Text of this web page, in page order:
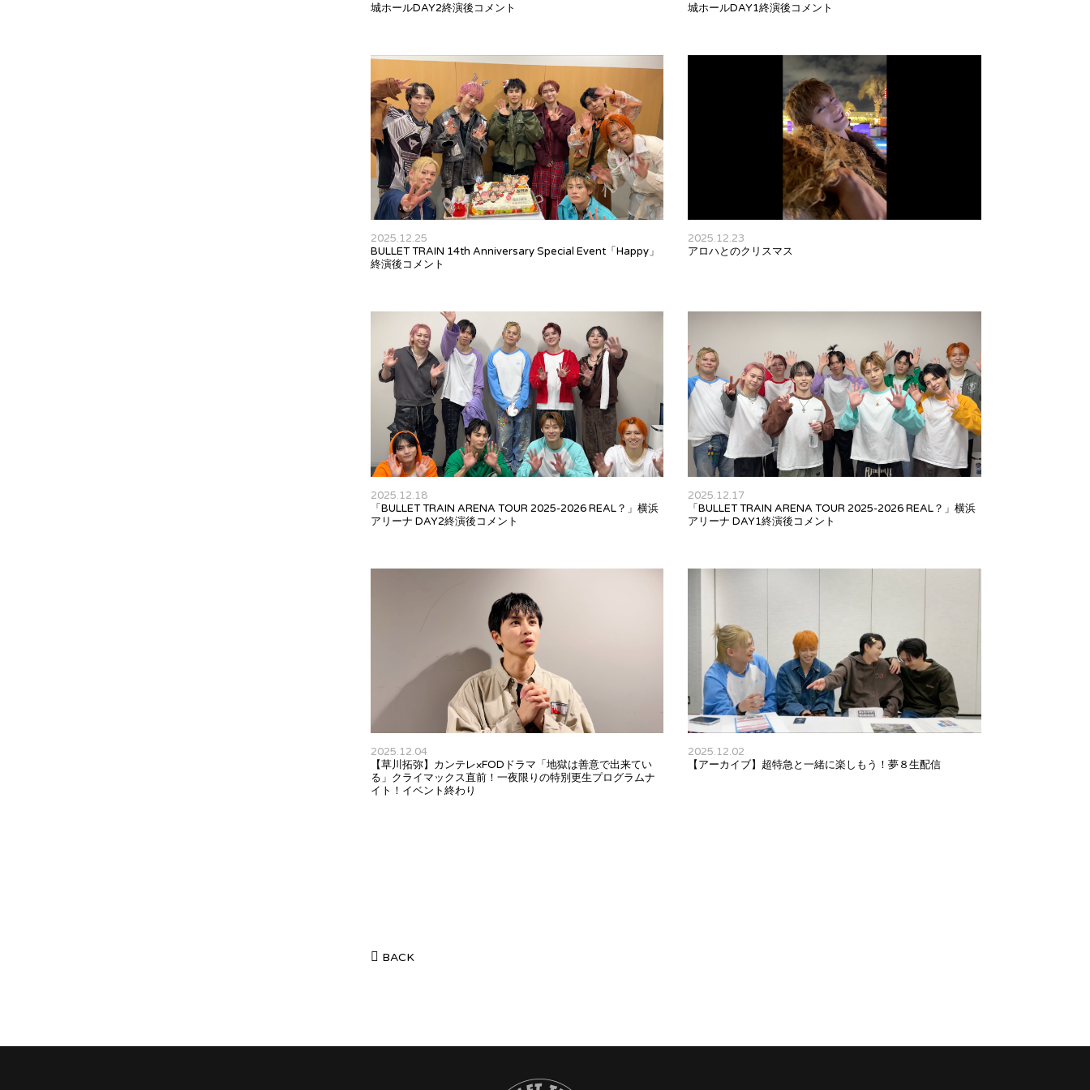
城ホールDAY2終演後コメント
城ホールDAY1終演後コメント
2025.12.25
BULLET TRAIN 14th Anniversary Special Event「Happy」
終演後コメント
2025.12.23
アロハとのクリスマス
2025.12.18
「BULLET TRAIN ARENA TOUR 2025-2026 REAL？」横浜
アリーナ DAY2終演後コメント
2025.12.17
「BULLET TRAIN ARENA TOUR 2025-2026 REAL？」横浜
アリーナ DAY1終演後コメント
2025.12.04
【草川拓弥】カンテレ×FODドラマ「地獄は善意で出来てい
る」クライマックス直前！一夜限りの特別更生プログラムナ
イト！イベント終わり
2025.12.02
【アーカイブ】超特急と一緒に楽しもう！夢８生配信
BACK